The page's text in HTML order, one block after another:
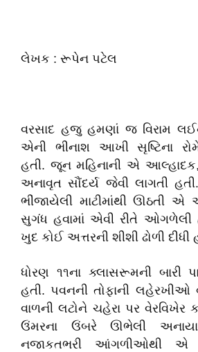
લેખક : રૂપેન પટેલ
​વરસાદ હજુ હમણાં જ વિરામ
એની ભીનાશ આખી સૃષ્ટિના
હતી. જૂન મહિનાની એ
અનાવૃત સૌંદર્ય જેવી લાગતી
ભીંજાયેલી માટીમાંથી ઊઠતી
સુગંધ હવામાં એવી રીતે ઓગળેલી
ખુદ કોઈ અત્તરની શીશી ઢોળી દીધી
​ધોરણ ૧૧ના ક્લાસરૂમની બારી
હતી. પવનની તોફાની લહેરખીઓ
વાળની લટોને ચહેરા પર વેરવિખેર
ઉંમરના ઉંબરે ઊભેલી અનાયા
નજાકતભરી આંગળીઓથી